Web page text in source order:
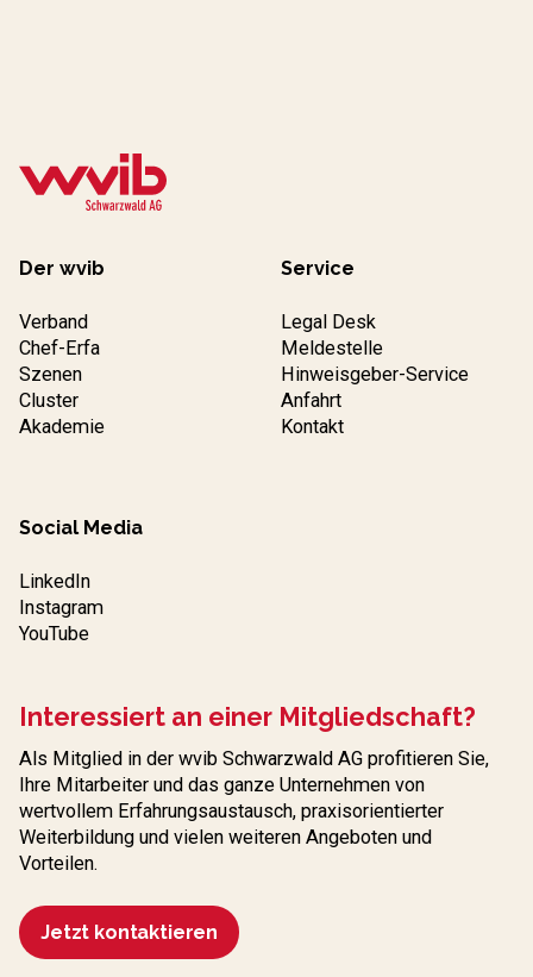
Der wvib
Verband
Chef-Erfa
Szenen
Cluster
Akademie
Service
Legal Desk
Meldestelle
Hinweisgeber-Service
Anfahrt
Kontakt
Social Media
LinkedIn
Instagram
YouTube
Interessiert an einer Mitgliedschaft?
Als Mitglied in der wvib Schwarzwald AG profitieren Sie,
Ihre Mitarbeiter und das ganze Unternehmen von
wertvollem Erfahrungs­austausch, praxisorientierter
Weiterbildung und vielen weiteren Angeboten und
Vorteilen.
Jetzt kontaktieren